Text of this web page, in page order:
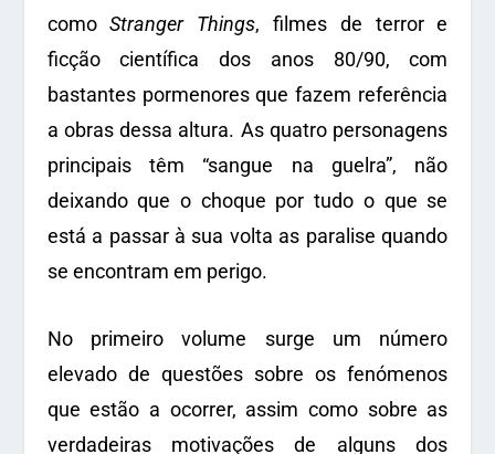
comoStranger Things, filmes de terror e
ficção científica dos anos 80/90, com
bastantes pormenores que fazem referência
a obras dessa altura. As quatro personagens
principais têm “sangue na guelra”, não
deixando que o choque por tudo o que se
está a passar à sua volta as paralise quando
se encontram em perigo.
No primeiro volume surge um número
elevado de questões sobre os fenómenos
que estão a ocorrer, assim como sobre as
verdadeiras motivações de alguns dos